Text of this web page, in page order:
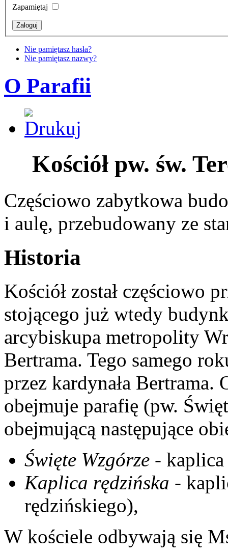
Zapamiętaj
Nie pamiętasz hasła?
Nie pamiętasz nazwy?
O Parafii
Kościół pw. św.
Częściowo zabytkowa
i aulę, przebudowany ze
Historia
Kościół został częściowo
stojącego już wtedy
arcybiskupa metropolity
Bertrama. Tego samego
przez kardynała Bertrama.
obejmuje parafię (pw.
obejmującą następujące
Święte Wzgórze -
Kaplica rędzińska -
rędzińskiego),
W kościele odbywają się